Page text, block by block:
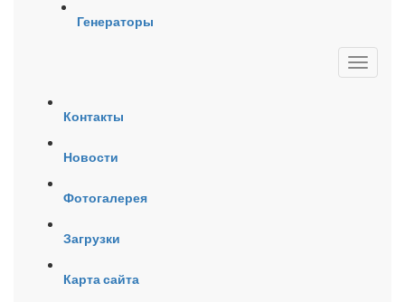
Генераторы
Контакты
Новости
Фотогалерея
Загрузки
Карта сайта